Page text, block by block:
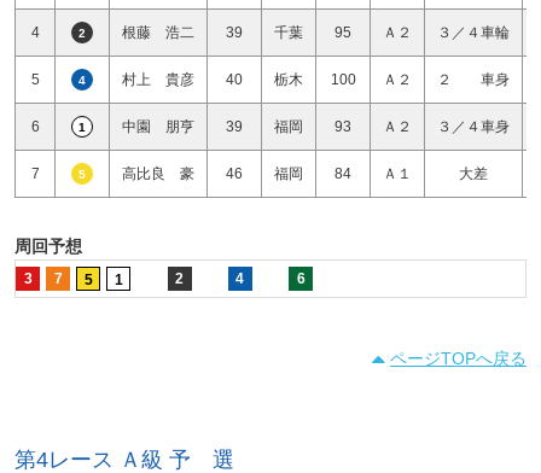
4 2 根藤 浩二 39 千葉 95 Ａ２ ３／４車輪
5 4 村上 貴彦 40 栃木 100 Ａ２ ２ 車身
6 1 中園 朋亨 39 福岡 93 Ａ２ ３／４車身
7 5 高比良 豪 46 福岡 84 Ａ１ 大差
周回予想
3 7 5 1 2 4 6
ページTOPへ戻る
第4レース Ａ級 予 選